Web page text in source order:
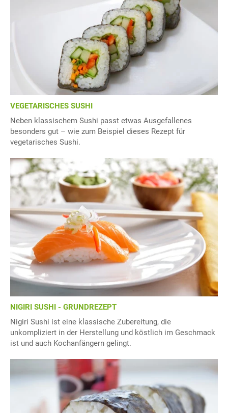
VEGETARISCHES SUSHI
Neben klassischem Sushi passt etwas Ausgefallenes
besonders gut – wie zum Beispiel dieses Rezept für
vegetarisches Sushi.
NIGIRI SUSHI - GRUNDREZEPT
Nigiri Sushi ist eine klassische Zubereitung, die
unkompliziert in der Herstellung und köstlich im Geschmack
ist und auch Kochanfängern gelingt.